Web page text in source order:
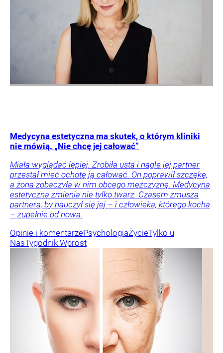
Medycyna estetyczna ma skutek, o którym kliniki
nie mówią. „Nie chcę jej całować”
Miała wyglądać lepiej. Zrobiła usta i nagle jej partner
przestał mieć ochotę ją całować. On poprawił szczękę,
a żona zobaczyła w nim obcego mężczyznę. Medycyna
estetyczna zmienia nie tylko twarz. Czasem zmusza
partnera, by nauczył się jej – i człowieka, którego kocha
– zupełnie od nowa.
Opinie i komentarzePsychologiaŻycieTylko u
NasTygodnik Wprost